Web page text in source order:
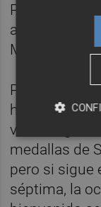
Para mí
aunque yo lo
Me honra ser
Por su parte,
hubiera más
veces digo
medallas de
pero si sigue
séptima, la